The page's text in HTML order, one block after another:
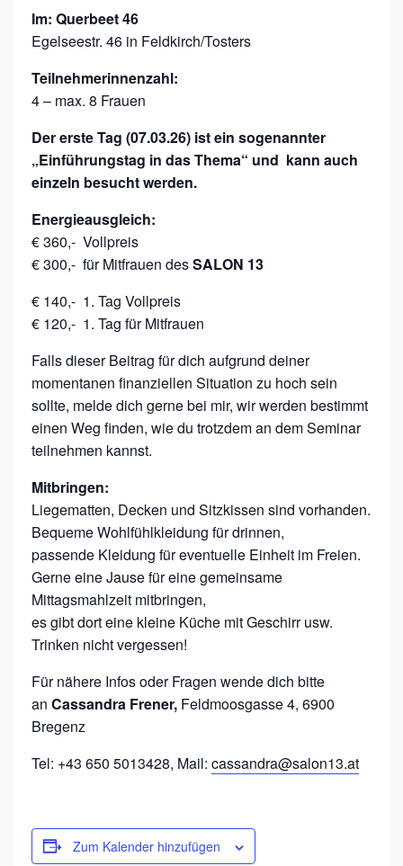
Im: Querbeet 46
Egelseestr. 46 in Feldkirch/Tosters
Teilnehmerinnenzahl:
4 – max. 8 Frauen
Der erste Tag (07.03.26) ist ein sogenannter
„Einführungstag in das Thema“ und kann auch
einzeln besucht werden.
Energieausgleich:
€ 360,- Vollpreis
€ 300,- für Mitfrauen desSALON 13
€ 140,- 1. Tag Vollpreis
€ 120,- 1. Tag für Mitfrauen
Falls dieser Beitrag für dich aufgrund deiner
momentanen finanziellen Situation zu hoch sein
sollte, melde dich gerne bei mir, wir werden bestimmt
einen Weg finden, wie du trotzdem an dem Seminar
teilnehmen kannst.
Mitbringen:
Liegematten, Decken und Sitzkissen sind vorhanden.
Bequeme Wohlfühlkleidung für drinnen,
passende Kleidung für eventuelle Einheit im Freien.
Gerne eine Jause für eine gemeinsame
Mittagsmahlzeit mitbringen,
es gibt dort eine kleine Küche mit Geschirr usw.
Trinken nicht vergessen!
Für nähere Infos oder Fragen wende dich bitte
an Cassandra Frener, Feldmoosgasse 4, 6900
Bregenz
Tel: +43 650 5013428, Mail: cassandra@salon13.at
Zum Kalender hinzufügen